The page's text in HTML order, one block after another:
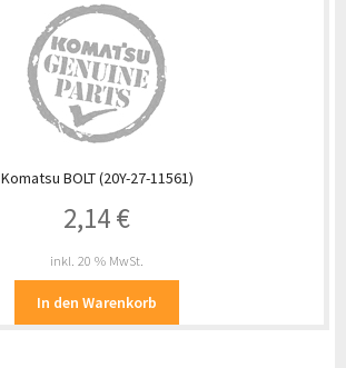
Komatsu BOLT (20Y-27-11561)
2,14€
inkl. 20 % MwSt.
In den Warenkorb